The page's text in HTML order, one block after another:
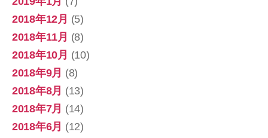
2018年12月 (5)
2018年11月 (8)
2018年10月 (10)
2018年9月 (8)
2018年8月 (13)
2018年7月 (14)
2018年6月 (12)